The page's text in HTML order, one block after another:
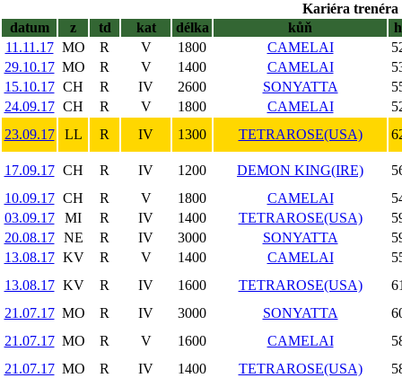
Kariéra trenéra
datum
z td kat délka kůň
11.11.17 MO R V 1800 CAMELAI
29.10.17 MO R V 1400 CAMELAI
15.10.17 CH R IV 2600 SONYATTA
24.09.17 CH R V 1800 CAMELAI
23.09.17
LL R IV 1300 TETRAROSE(USA)
17.09.17 CH R IV 1200 DEMON KING(IRE)
10.09.17 CH R V 1800 CAMELAI
03.09.17
MI R IV 1400 TETRAROSE(USA)
20.08.17
NE R IV 3000 SONYATTA
13.08.17 KV R V 1400 CAMELAI
13.08.17 KV R IV 1600 TETRAROSE(USA)
21.07.17 MO R IV 3000 SONYATTA
21.07.17 MO R V 1600 CAMELAI
21.07.17 MO R IV 1400 TETRAROSE(USA)